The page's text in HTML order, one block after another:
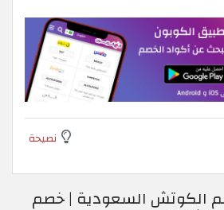
نصيحة
الكوتش السعودية | خصم